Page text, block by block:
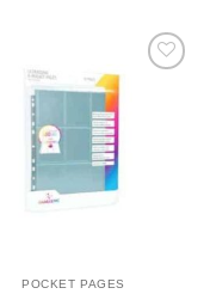
POCKET PAGES